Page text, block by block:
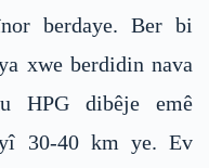
berdaye. Ber bi
xwe berdidin nava
HPG dibêje emê
30-40 km ye. Ev